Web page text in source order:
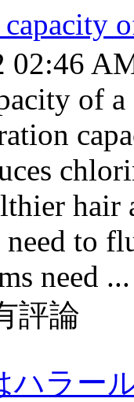
02:46
of
hair
to
need ...
評論
ハラー